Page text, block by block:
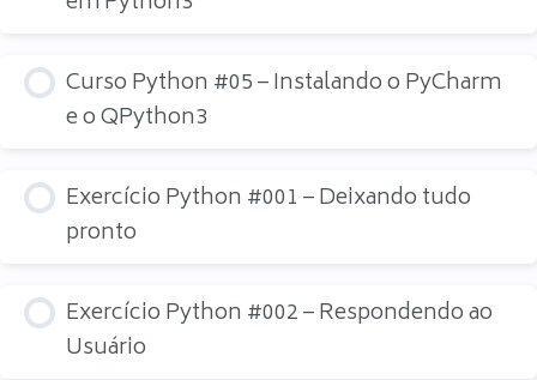
Curso Python #05 – Instalando o PyCharm
e o QPython3
Exercício Python #001 – Deixando tudo
pronto
Exercício Python #002 – Respondendo ao
Usuário